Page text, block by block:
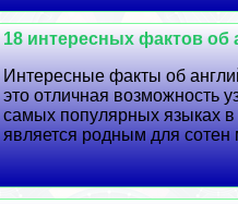
18 интересных фактов об
Интересные факты об
это отличная возможность
самых популярных языках
является родным для сотен